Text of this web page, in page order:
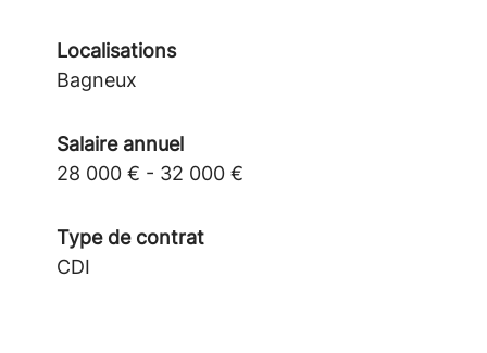
Localisations
Bagneux
Salaire annuel
28 000 € - 32 000 €
Type de contrat
CDI